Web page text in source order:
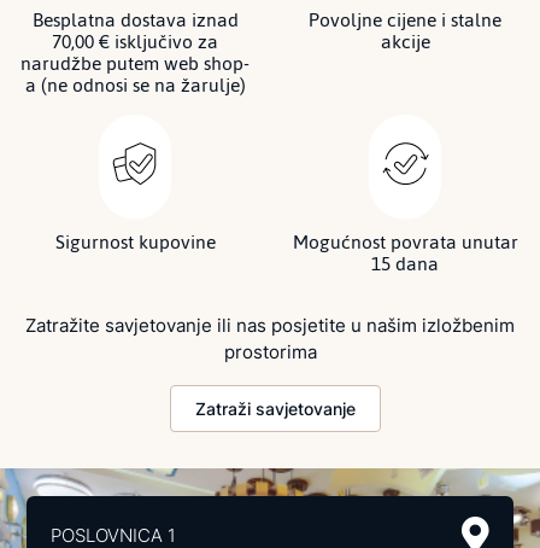
Besplatna dostava iznad
70,00 € isključivo za
narudžbe putem web shop-
a (ne odnosi se na žarulje)
Povoljne cijene i stalne
akcije
Sigurnost kupovine Mogućnost povrata unutar
15 dana
Zatražite savjetovanje ili nas posjetite u našim izložbenim
prostorima
Zatraži savjetovanje
POSLOVNICA 1